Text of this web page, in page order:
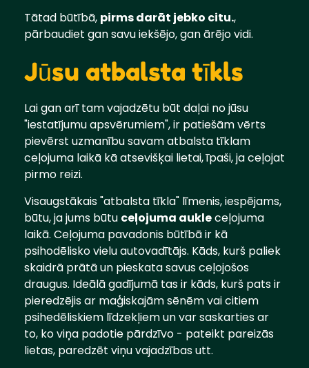
Tātad būtībā, pirms darāt jebko citu.,
pārbaudiet gan savu iekšējo, gan ārējo vidi.
Jūsu atbalsta tīkls
Lai gan arī tam vajadzētu būt daļai no jūsu
"iestatījumu apsvērumiem", ir patiešām vērts
pievērst uzmanību savam atbalsta tīklam
ceļojuma laikā kā atsevišķai lietai, īpaši, ja ceļojat
pirmo reizi.
Visaugstākais "atbalsta tīkla" līmenis, iespējams,
būtu, ja jums būtu ceļojuma aukleceļojuma
laikā. Ceļojuma pavadonis būtībā ir kā
psihodēlisko vielu autovadītājs. Kāds, kurš paliek
skaidrā prātā un pieskata savus ceļojošos
draugus. Ideālā gadījumā tas ir kāds, kurš pats ir
pieredzējis ar maģiskajām sēnēm vai citiem
psihedēliskiem līdzekļiem un var saskarties ar
to, ko viņa padotie pārdzīvo - pateikt pareizās
lietas, paredzēt viņu vajadzības utt.